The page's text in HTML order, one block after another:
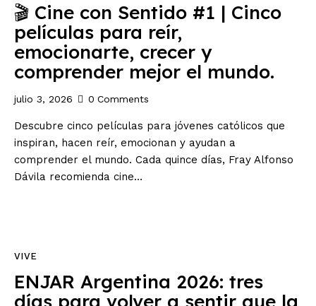
🎬 Cine con Sentido #1 | Cinco
películas para reír,
emocionarte, crecer y
comprender mejor el mundo.
julio 3, 2026 0 Comments
Descubre cinco películas para jóvenes católicos que
inspiran, hacen reír, emocionan y ayudan a
comprender el mundo. Cada quince días, Fray Alfonso
Dávila recomienda cine…
VIVE
ENJAR Argentina 2026: tres
días para volver a sentir que la